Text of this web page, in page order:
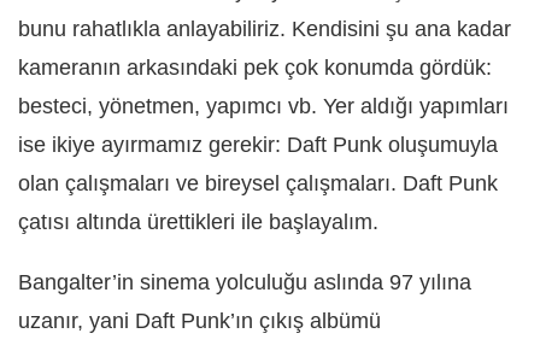
bunu rahatlıkla anlayabiliriz. Kendisini şu ana kadar
kameranın arkasındaki pek çok konumda gördük:
besteci, yönetmen, yapımcı vb. Yer aldığı yapımları
ise ikiye ayırmamız gerekir: Daft Punk oluşumuyla
olan çalışmaları ve bireysel çalışmaları. Daft Punk
çatısı altında ürettikleri ile başlayalım.
Bangalter’in sinema yolculuğu aslında 97 yılına
uzanır, yani Daft Punk’ın çıkış albümü